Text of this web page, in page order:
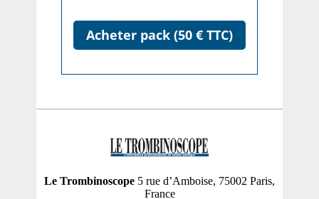
Acheter pack (50 € TTC)
Le Trombinoscope 5 rue d’Amboise, 75002 Paris,
France